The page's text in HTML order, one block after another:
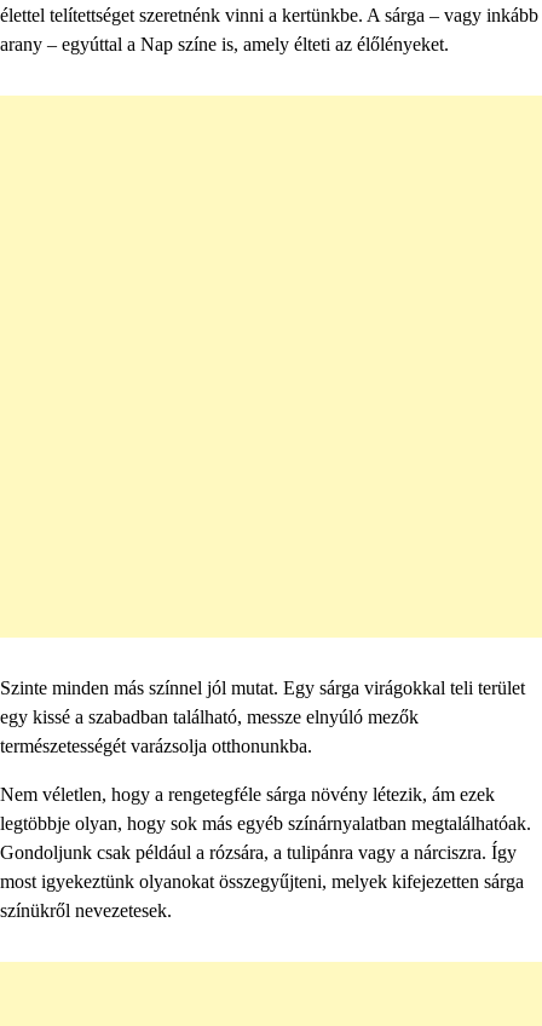
élettel telítettséget szeretnénk vinni a kertünkbe. A sárga – vagy inkább
arany – egyúttal a Nap színe is, amely élteti az élőlényeket.
Szinte minden más színnel jól mutat. Egy sárga virágokkal teli terület
egy kissé a szabadban található, messze elnyúló mezők
természetességét varázsolja otthonunkba.
Nem véletlen, hogy a rengetegféle sárga növény létezik, ám ezek
legtöbbje olyan, hogy sok más egyéb színárnyalatban megtalálhatóak.
Gondoljunk csak például a rózsára, a tulipánra vagy a nárciszra. Így
most igyekeztünk olyanokat összegyűjteni, melyek kifejezetten sárga
színükről nevezetesek.